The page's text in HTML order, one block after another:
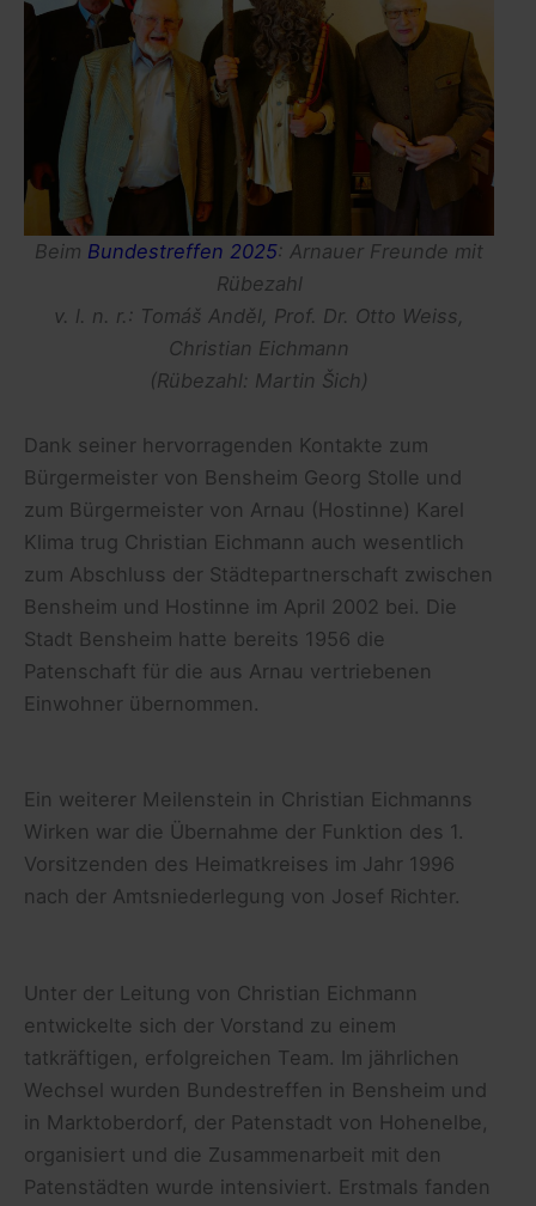
Beim Bundestreffen 2025: Arnauer Freunde mit
Rübezahl
v. l. n. r.: Tomáš Anděl, Prof. Dr. Otto Weiss,
Christian Eichmann
(Rübezahl: Martin Šich)
Dank seiner hervorragenden Kontakte zum
Bürgermeister von Bensheim Georg Stolle und
zum Bürgermeister von Arnau (Hostinne) Karel
Klima trug Christian Eichmann auch wesentlich
zum Abschluss der Städtepartnerschaft zwischen
Bensheim und Hostinne im April 2002 bei. Die
Stadt Bensheim hatte bereits 1956 die
Patenschaft für die aus Arnau vertriebenen
Einwohner übernommen.
Ein weiterer Meilenstein in Christian Eichmanns
Wirken war die Übernahme der Funktion des 1.
Vorsitzenden des Heimatkreises im Jahr 1996
nach der Amtsniederlegung von Josef Richter.
Unter der Leitung von Christian Eichmann
entwickelte sich der Vorstand zu einem
tatkräftigen, erfolgreichen Team. Im jährlichen
Wechsel wurden Bundestreffen in Bensheim und
in Marktoberdorf, der Patenstadt von Hohenelbe,
organisiert und die Zusammenarbeit mit den
Patenstädten wurde intensiviert. Erstmals fanden